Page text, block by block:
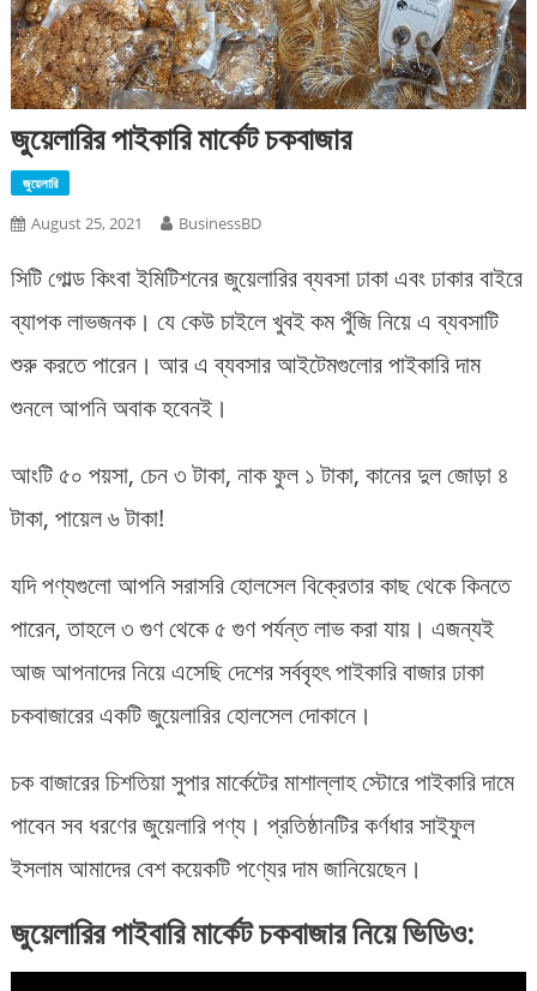
জুয়েলারির পাইকারি মার্কেট চকবাজার
জুয়েলারি
August 25, 2021 BusinessBD
সিটি গোল্ড কিংবা ইমিটিশনের জুয়েলারির ব্যবসা ঢাকা এবং ঢাকার বাইরে
ব্যাপক লাভজনক। যে কেউ চাইলে খুবই কম পুঁজি নিয়ে এ ব্যবসাটি
শুরু করতে পারেন। আর এ ব্যবসার আইটেমগুলোর পাইকারি দাম
শুনলে আপনি অবাক হবেনই।
আংটি ৫০ পয়সা, চেন ৩ টাকা, নাক ফুল ১ টাকা, কানের দুল জোড়া ৪
টাকা, পায়েল ৬ টাকা!
যদি পণ্যগুলো আপনি সরাসরি হোলসেল বিক্রেতার কাছ থেকে কিনতে
পারেন, তাহলে ৩ গুণ থেকে ৫ গুণ পর্যন্ত লাভ করা যায়। এজন্যই
আজ আপনাদের নিয়ে এসেছি দেশের সর্ববৃহৎ পাইকারি বাজার ঢাকা
চকবাজারের একটি জুয়েলারির হোলসেল দোকানে।
চক বাজারের চিশতিয়া সুপার মার্কেটের মাশাল্লাহ স্টোরে পাইকারি দামে
পাবেন সব ধরণের জুয়েলারি পণ্য। প্রতিষ্ঠানটির কর্ণধার সাইফুল
ইসলাম আমাদের বেশ কয়েকটি পণ্যের দাম জানিয়েছেন।
জুয়েলারির পাইবারি মার্কেট চকবাজার নিয়ে ভিডিও: